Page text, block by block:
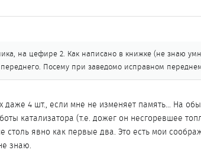
на цефире 2. Как написано в книжке (не знаю
переднего. Посему при заведомо исправном
4 шт., если мне не изменяет память... На
катализатора (т.е. дожег он несгоревшее
явно как первые два. Это есть мои
знаю.